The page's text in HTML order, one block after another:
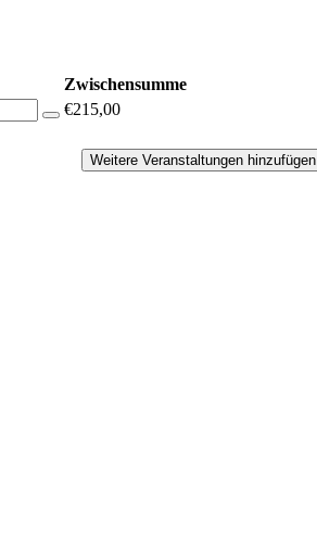
Zwischensumme
€215,00
Weitere Veranstaltungen hinzufügen